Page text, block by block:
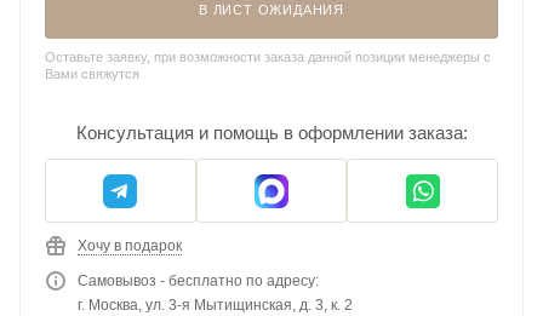
В ЛИСТ ОЖИДАНИЯ
Оставьте заявку, при возможности заказа данной позиции менеджеры с
Вами свяжутся
Консультация и помощь в оформлении заказа:
Хочу в подарок
Самовывоз - бесплатно по адресу:
г. Москва, ул. 3-я Мытищинская, д. 3, к. 2